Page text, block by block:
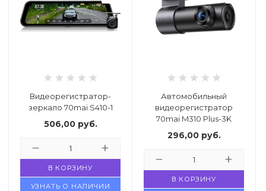
Видеорегистратор-
зеркало 70mai S410-1
506,00 руб.
В КОРЗИНУ
УЗНАТЬ О НАЛИЧИИ
Автомобильный
видеорегистратор
70mai M310 Plus-3K
296,00 руб.
В КОРЗИНУ